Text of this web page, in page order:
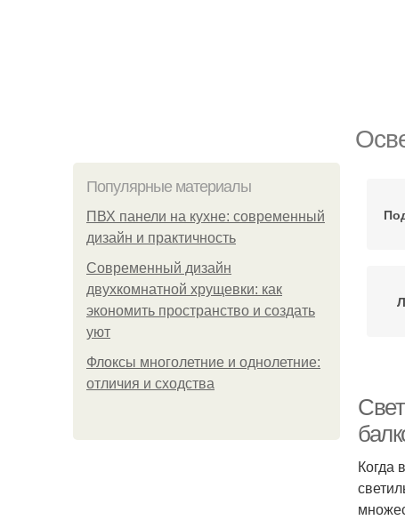
Популярные материалы
ПВХ панели на кухне: современный
дизайн и практичность
Современный дизайн
двухкомнатной хрущевки: как
экономить пространство и создать
уют
Флоксы многолетние и однолетние:
отличия и сходства
Когда